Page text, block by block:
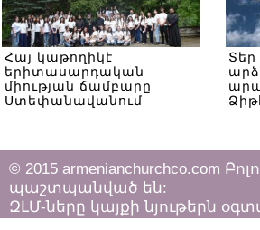
Հայ կաթողիկէ
երիտասարդական
միության ճամբարը
Ստեփանավանում
Տեր
© 2015 armenianchurchco.com
պաշտպանված են:
ԶԼՄ-ները կայքի նյութերն